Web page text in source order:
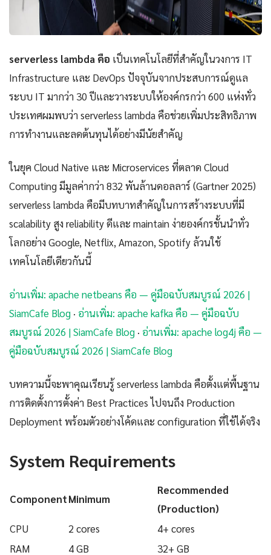
serverless lambda คือ เป็นเทคโนโลยีที่สำคัญในวงการ IT
Infrastructure และ DevOps ปัจจุบันจากประสบการณ์ดูแล
ระบบ IT มากว่า 30 ปีและวางระบบให้องค์กรกว่า 600 แห่งทั่ว
ประเทศผมพบว่า serverless lambda คือช่วยเพิ่มประสิทธิภาพ
การทำงานและลดต้นทุนได้อย่างมีนัยสำคัญ
ในยุค Cloud Native และ Microservices ที่ตลาด Cloud
Computing มีมูลค่ากว่า 832 พันล้านดอลลาร์ (Gartner 2025)
serverless lambda คือมีบทบาทสำคัญในการสร้างระบบที่มี
scalability สูง reliability ดีและ maintain ง่ายองค์กรชั้นนำทั่ว
โลกอย่าง Google, Netflix, Amazon, Spotify ล้วนใช้
เทคโนโลยีเดียวกันนี้
อ่านเพิ่ม: apache netbeans คือ — คู่มือฉบับสมบูรณ์ 2026 |
SiamCafe Blog · อ่านเพิ่ม: apache kafka คือ — คู่มือฉบับ
สมบูรณ์ 2026 | SiamCafe Blog · อ่านเพิ่ม: apache log4j คือ —
คู่มือฉบับสมบูรณ์ 2026 | SiamCafe Blog
บทความนี้จะพาคุณเรียนรู้ serverless lambda คือตั้งแต่พื้นฐาน
การติดตั้งการตั้งค่า Best Practices ไปจนถึง Production
Deployment พร้อมตัวอย่างโค้ดและ configuration ที่ใช้ได้จริง
System Requirements
ComponentMinimum
Recommended
(Production)
CPU
2 cores
4+ cores
RAM
4 GB 32+ GB